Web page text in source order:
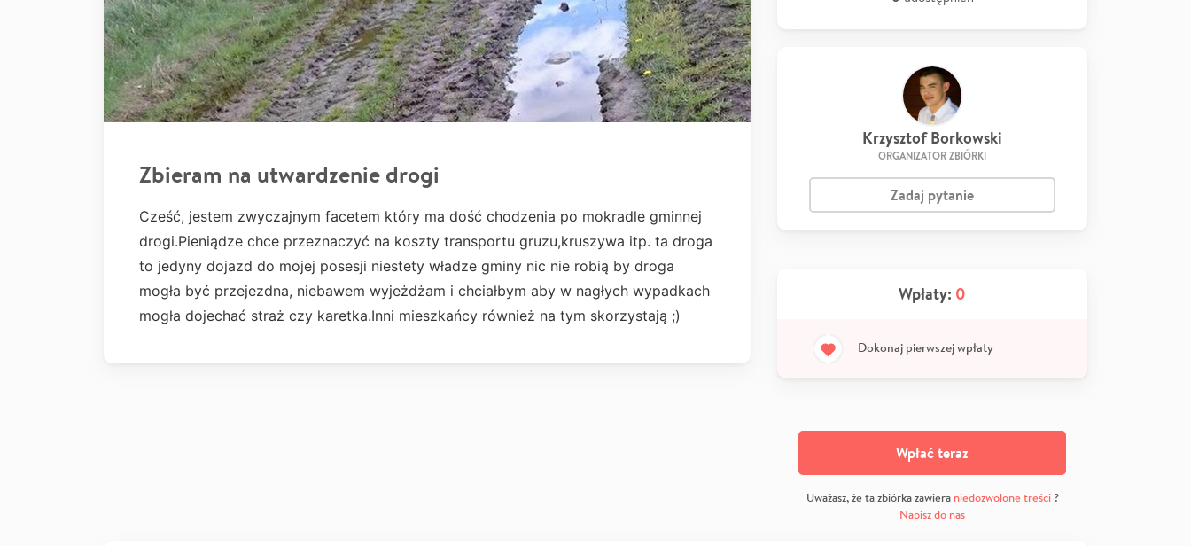
Zbieram na utwardzenie drogi
Cześć, jestem zwyczajnym facetem który ma dość chodzenia po mokradle gminnej
drogi.Pieniądze chce przeznaczyć na koszty transportu gruzu,kruszywa itp. ta droga
to jedyny dojazd do mojej posesji niestety władze gminy nic nie robią by droga
mogła być przejezdna, niebawem wyjeżdżam i chciałbym aby w nagłych wypadkach
mogła dojechać straż czy karetka.Inni mieszkańcy również na tym skorzystają ;)
Krzysztof Borkowski
ORGANIZATOR ZBIÓRKI
Zadaj pytanie
Wpłaty: 0
Dokonaj pierwszej wpłaty
Wpłać teraz
Uważasz, że ta zbiórka zawiera niedozwolone treści?
Napisz do nas